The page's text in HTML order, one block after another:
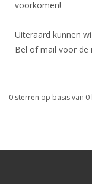
voorkomen!
Uiteraard kunnen
Bel of mail voor de
0 sterren op basis van 0